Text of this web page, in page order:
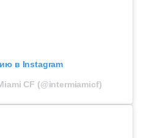
в Instagram
CF (@intermiamicf)